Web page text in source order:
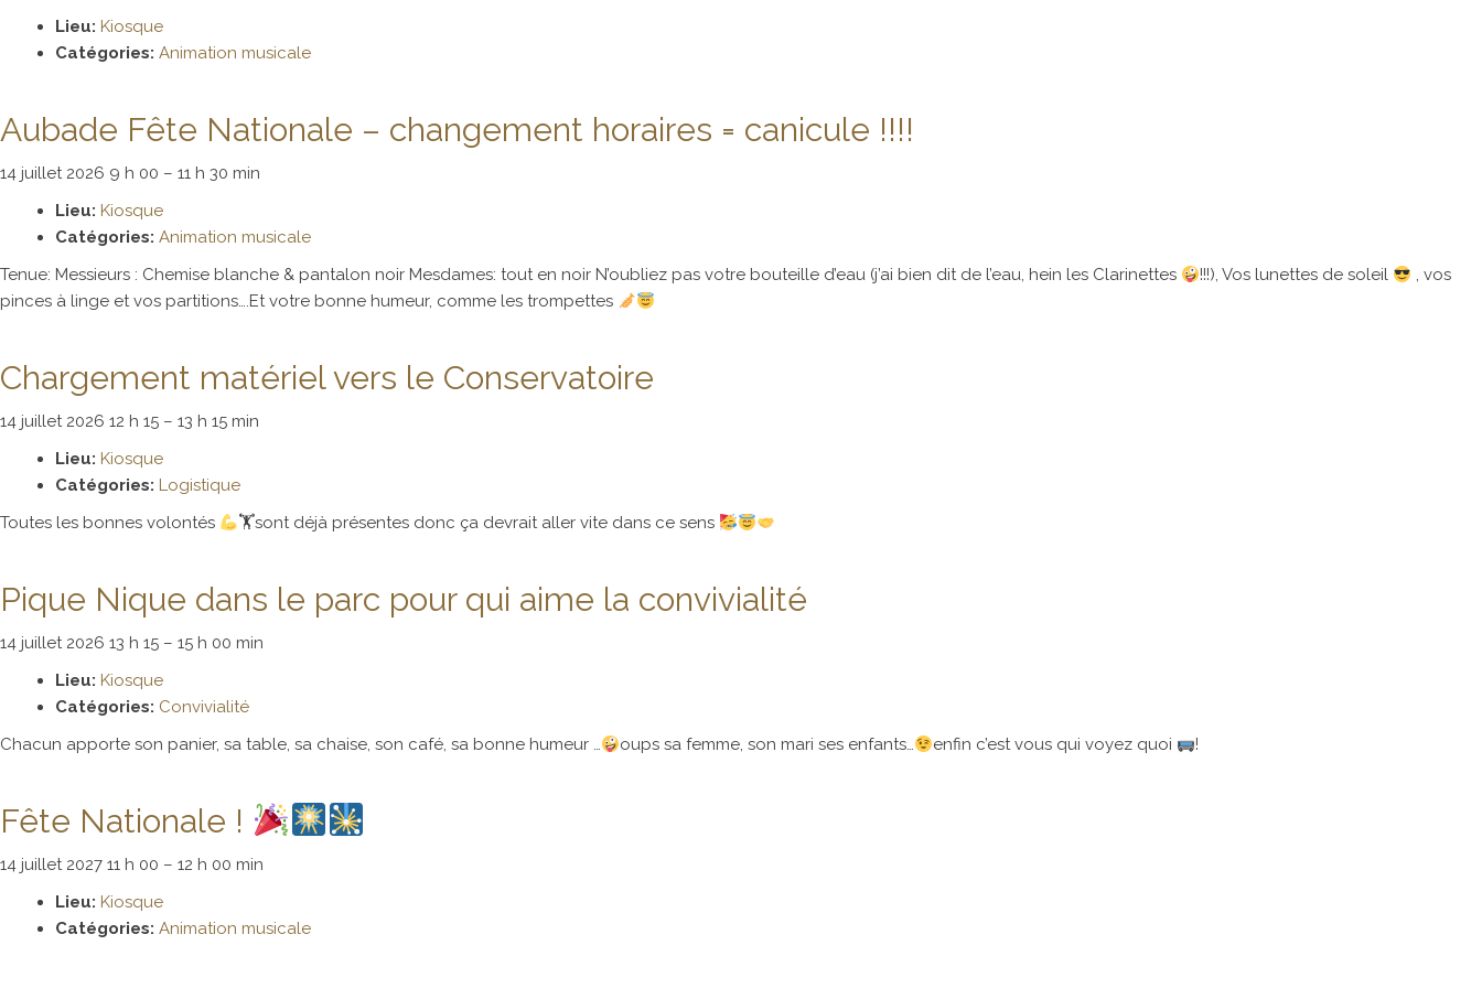
Lieu: Kiosque
Catégories: Animation musicale
Aubade Fête Nationale – changement horaires = canicule !!!!
14 juillet 2026 9 h 00 – 11 h 30 min
Lieu: Kiosque
Catégories: Animation musicale
Tenue: Messieurs : Chemise blanche & pantalon noir Mesdames: tout en noir N’oubliez pas votre bouteille d’eau (j’ai bien dit de l’eau, hein les Clarinettes
!!!), Vos lunettes de soleil
, vos
pinces à linge et vos partitions….Et votre bonne humeur, comme les trompettes
Chargement matériel vers le Conservatoire
14 juillet 2026 12 h 15 – 13 h 15 min
Lieu: Kiosque
Catégories: Logistique
Toutes les bonnes volontés
🏋sont déjà présentes donc ça devrait aller vite dans ce sens
Pique Nique dans le parc pour qui aime la convivialité
14 juillet 2026 13 h 15 – 15 h 00 min
Lieu: Kiosque
Catégories: Convivialité
Chacun apporte son panier, sa table, sa chaise, son café, sa bonne humeur …
oups sa femme, son mari ses enfants… enfin c’est vous qui voyez quoi !
Fête Nationale !
14 juillet 2027 11 h 00 – 12 h 00 min
Lieu: Kiosque
Catégories: Animation musicale